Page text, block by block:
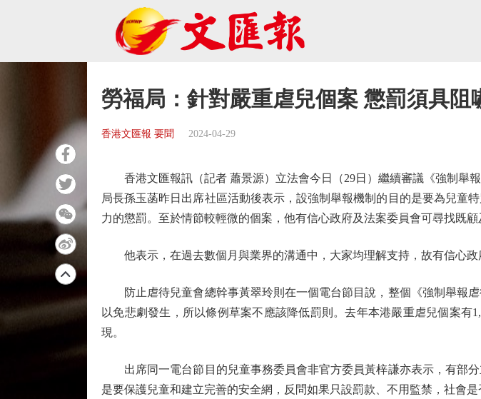
勞福局：針對嚴重虐兒個案 懲罰須具阻
香港文匯報 要聞 2024-04-29
香港文匯報訊（記者 蕭景源）立法會今日（29日）繼續審議《強制舉
局長孫玉菡昨日出席社區活動後表示，設強制舉報機制的目的是要為兒童
力的懲罰。至於情節較輕微的個案，他有信心政府及法案委員會可尋找既
他表示，在過去數個月與業界的溝通中，大家均理解支持，故有信心政
防止虐待兒童會總幹事黃翠玲則在一個電台節目說，整個《強制舉報虐
以免悲劇發生，所以條例草案不應該降低罰則。去年本港嚴重虐兒個案
現。
出席同一電台節目的兒童事務委員會非官方委員黃梓謙亦表示，有部
是要保護兒童和建立完善的安全網，反問如果只設罰款、不用監禁，社會是